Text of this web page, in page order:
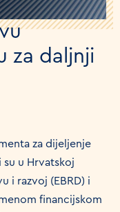
za daljnji
za dijeljenje
su u Hrvatskoj
i razvoj (EBRD) i
financijskom